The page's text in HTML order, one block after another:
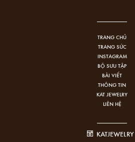
TRANG CHỦ
TRANG SỨC
INSTAGRAM
BỘ SƯU TẬP
BÀI VIẾT
THÔNG TIN
KAT JEWELRY
LIÊN HỆ
KATJEWELRY